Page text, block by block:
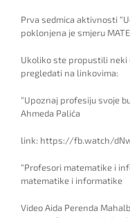
Prva sedmica aktivnosti
poklonjena je smjeru
Ukoliko ste propustili neki
pregledati na linkovima:
“Upoznaj profesiju svoje
Ahmeda Palića
link: https://fb.watch/
“Profesori matematike i
matematike i informatike
Video Aida Perenda